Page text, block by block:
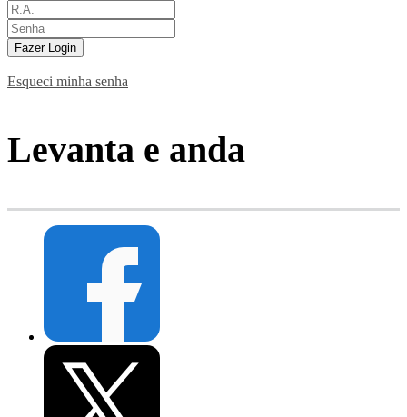
Fazer Login
Esqueci minha senha
Levanta e anda